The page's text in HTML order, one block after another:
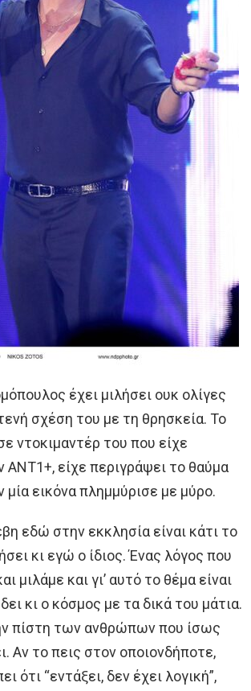
έχει μιλήσει ουκ ολίγες
σχέση του με τη θρησκεία. Το
ντοκιμαντέρ του που είχε
ΑΝΤ1+, είχε περιγράψει το θαύμα
μία εικόνα πλημμύρισε με μύρο.
εδώ στην εκκλησία είναι κάτι το
κι εγώ ο ίδιος. Ένας λόγος που
μιλάμε και γι’ αυτό το θέμα είναι
κι ο κόσμος με τα δικά του μάτια.
πίστη των ανθρώπων που ίσως
Αν το πεις στον οποιονδήποτε,
ότι “εντάξει, δεν έχει λογική”,